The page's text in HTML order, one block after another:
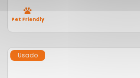
Pet Friendly
Usado